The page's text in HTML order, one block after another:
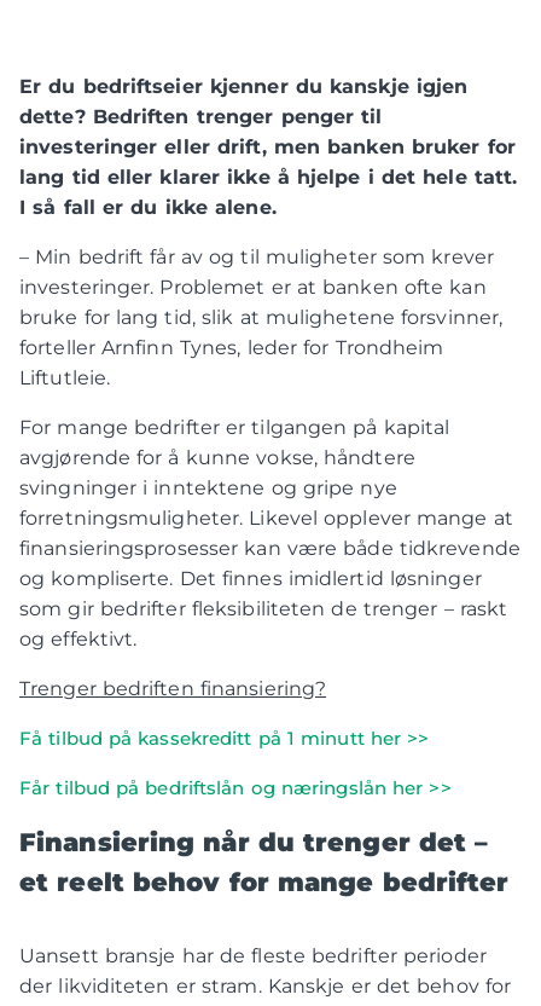
Er du bedriftseier kjenner du kanskje igjen
dette? Bedriften trenger penger til
investeringer eller drift, men banken bruker for
lang tid eller klarer ikke å hjelpe i det hele tatt.
I så fall er du ikke alene.
– Min bedrift får av og til muligheter som krever
investeringer. Problemet er at banken ofte kan
bruke for lang tid, slik at mulighetene forsvinner,
forteller Arnfinn Tynes, leder for Trondheim
Liftutleie.
For mange bedrifter er tilgangen på kapital
avgjørende for å kunne vokse, håndtere
svingninger i inntektene og gripe nye
forretningsmuligheter. Likevel opplever mange at
finansieringsprosesser kan være både tidkrevende
og kompliserte. Det finnes imidlertid løsninger
som gir bedrifter fleksibiliteten de trenger – raskt
og effektivt.
Trenger bedriften finansiering?
Få tilbud på kassekreditt på 1 minutt her >>
Får tilbud på bedriftslån og næringslån her >>
Finansiering når du trenger det –
et reelt behov for mange bedrifter
Uansett bransje har de fleste bedrifter perioder
der likviditeten er stram. Kanskje er det behov for